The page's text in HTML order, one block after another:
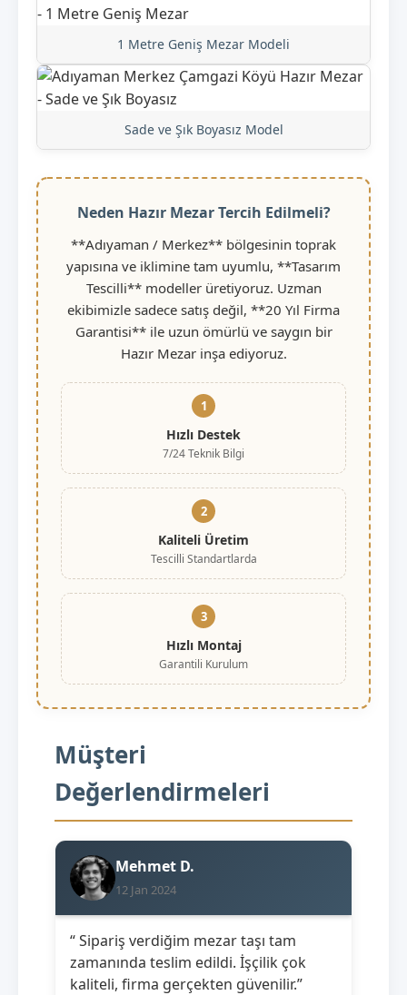
1 Metre Geniş Mezar Modeli
Sade ve Şık Boyasız Model
Neden Hazır Mezar Tercih Edilmeli?
**Adıyaman / Merkez** bölgesinin toprak
yapısına ve iklimine tam uyumlu, **Tasarım
Tescilli** modeller üretiyoruz. Uzman
ekibimizle sadece satış değil, **20 Yıl Firma
Garantisi** ile uzun ömürlü ve saygın bir
Hazır Mezar inşa ediyoruz.
1
Hızlı Destek
7/24 Teknik Bilgi
2
Kaliteli Üretim
Tescilli Standartlarda
3
Hızlı Montaj
Garantili Kurulum
Müşteri
Değerlendirmeleri
Mehmet D.
12 Jan 2024
“ Sipariş verdiğim mezar taşı tam
zamanında teslim edildi. İşçilik çok
kaliteli, firma gerçekten güvenilir.”